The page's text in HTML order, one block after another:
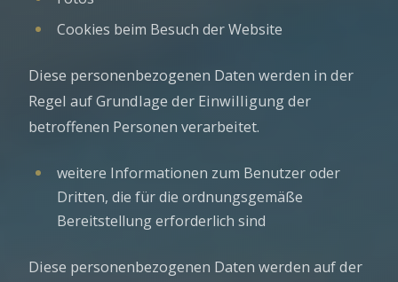
Cookies beim Besuch der Website
Diese personenbezogenen Daten werden in der
Regel auf Grundlage der Einwilligung der
betroffenen Personen verarbeitet.
weitere Informationen zum Benutzer oder
Dritten, die für die ordnungsgemäße
Bereitstellung erforderlich sind
Diese personenbezogenen Daten werden auf der